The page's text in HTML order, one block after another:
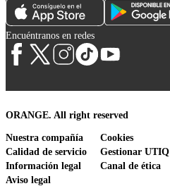
Encuéntranos en redes
ORANGE. All right reserved
Nuestra compañía
Calidad de servicio
Información legal
Aviso legal
Cookies
Gestionar UTIQ
Canal de ética